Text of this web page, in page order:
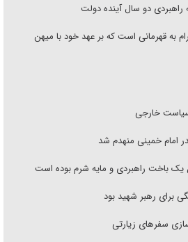
راهبردی دو سال آینده دولت
به قهرمانی است که بر عهد خود با میهن
خارجی
امام خمینی منهدم شد
یک باخت راهبردی و مایه شرم بوده است
برای رهبر شهید بود
سفر‌های زیارتی